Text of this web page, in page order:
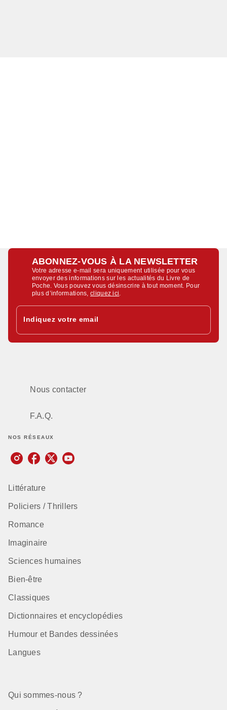
ABONNEZ-VOUS À LA NEWSLETTER
Votre adresse e-mail sera uniquement utilisée pour vous
envoyer des informations sur les actualités du Livre de
Poche. Vous pouvez vous désinscrire à tout moment. Pour
plus d’informations,cliquez ici
Indiquez votre email
Nous contacter
F.A.Q.
NOS RÉSEAUX
Littérature
Policiers / Thrillers
Romance
Imaginaire
Sciences humaines
Bien-être
Classiques
Dictionnaires et encyclopédies
Humour et Bandes dessinées
Langues
Qui sommes-nous ?